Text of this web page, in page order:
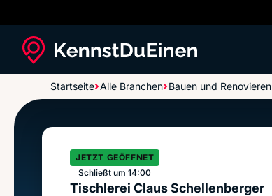
Startseite Alle Branchen Bauen und Renovieren
Tischlerei Claus Schellenberger
JETZT GEÖFFNET
Schließt um 14:00
Tischlerei Claus Schellenberger